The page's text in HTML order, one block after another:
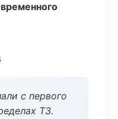
с первого
ТЗ.